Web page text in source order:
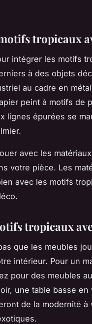
tropicaux
intégrer les motifs
à des objets
au cadre en
peint à motifs de
lignes épurées se
avec les
votre pièce. Les
avec les motifs
tropicaux
que les meubles
intérieur. Pour un
pour des meubles
une table basse
de la modernité